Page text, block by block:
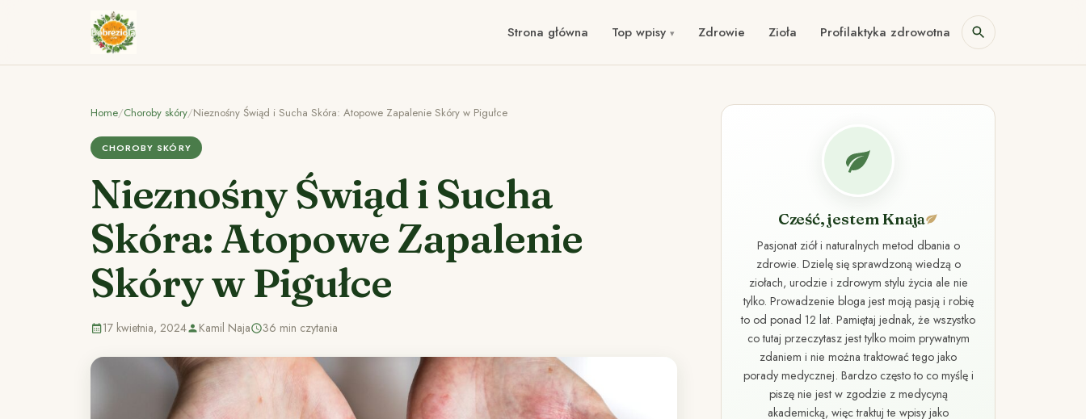
Strona główna Top wpisy Zdrowie Zioła Profilaktyka zdrowotna
Home/Choroby skóry/Nieznośny Świąd i Sucha Skóra: Atopowe Zapalenie Skóry w Pigułce
CHOROBY SKÓRY
Nieznośny Świąd i Sucha
Skóra: Atopowe Zapalenie
Skóry w Pigułce
17 kwietnia, 2024 Kamil Naja 36 min czytania
Cześć, jestem Knaja
Pasjonat ziół i naturalnych metod dbania o
zdrowie. Dzielę się sprawdzoną wiedzą o
ziołach, urodzie i zdrowym stylu życia ale nie
tylko. Prowadzenie bloga jest moją pasją i robię
to od ponad 12 lat. Pamiętaj jednak, że wszystko
co tutaj przeczytasz jest tylko moim prywatnym
zdaniem i nie można traktować tego jako
porady medycznej. Bardzo często to co myślę i
piszę nie jest w zgodzie z medycyną
akademicką, więc traktuj te wpisy jako